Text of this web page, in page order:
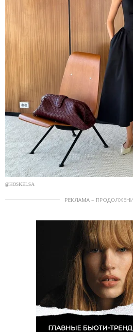
@HOSKELSA
РЕКЛАМА –